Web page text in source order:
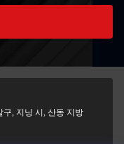
구, 지닝 시, 산동 지방